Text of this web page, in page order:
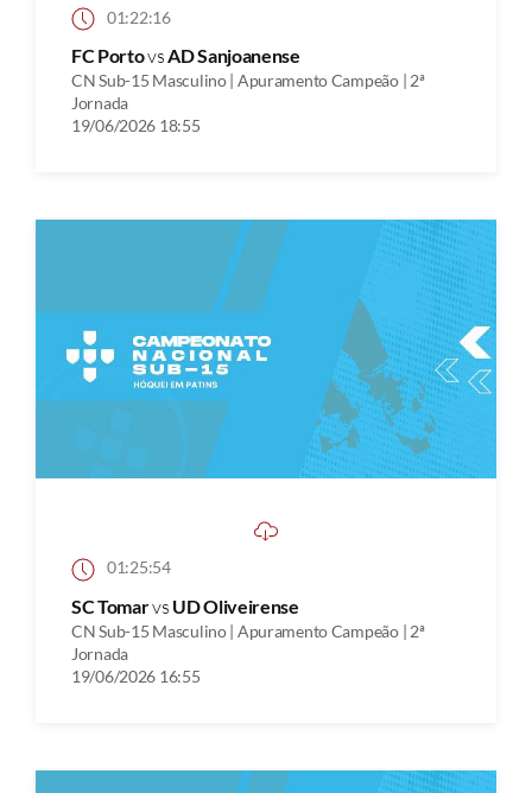
01:22:16
FC PortovsAD Sanjoanense
CN Sub-15 Masculino | Apuramento Campeão | 2ª
Jornada
19/06/2026 18:55
01:25:54
SC Tomarvs UD Oliveirense
CN Sub-15 Masculino | Apuramento Campeão | 2ª
Jornada
19/06/2026 16:55